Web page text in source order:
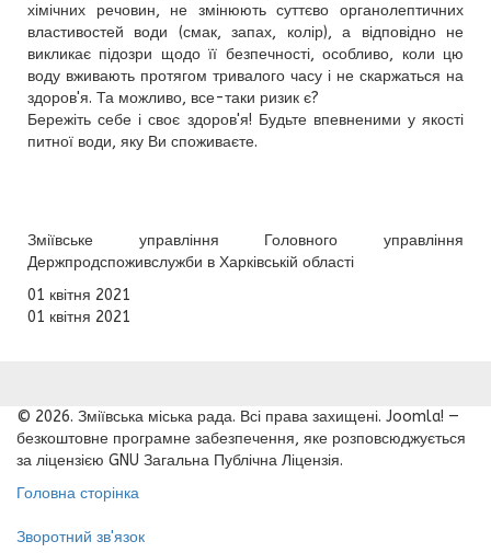
хімічних речовин, не змінюють суттєво органолептичних
властивостей води (смак, запах, колір), а відповідно не
викликає підозри щодо її безпечності, особливо, коли цю
воду вживають протягом тривалого часу і не скаржаться на
здоров'я. Та можливо, все-таки ризик є?
Бережіть себе і своє здоров'я! Будьте впевненими у якості
питної води, яку Ви споживаєте.
Зміївське управління Головного управління
Держпродспоживслужби в Харківській області
01 квітня 2021
01 квітня 2021
© 2026. Зміївська міська рада. Всі права захищені. Joomla! —
безкоштовне програмне забезпечення, яке розповсюджується
за ліцензією GNU Загальна Публічна Ліцензія.
Головна сторінка
Зворотний зв'язок